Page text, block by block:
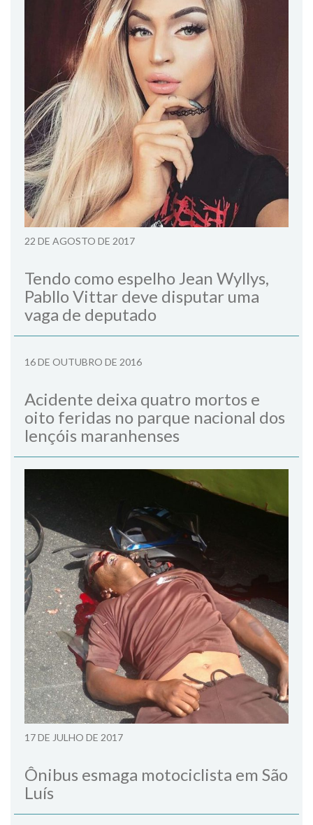
22 DE AGOSTO DE 2017
Tendo como espelho Jean Wyllys,
Pabllo Vittar deve disputar uma
vaga de deputado
16 DE OUTUBRO DE 2016
Acidente deixa quatro mortos e
oito feridas no parque nacional dos
lençóis maranhenses
17 DE JULHO DE 2017
Ônibus esmaga motociclista em São
Luís